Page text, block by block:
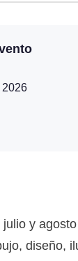
2026
y
diseño,